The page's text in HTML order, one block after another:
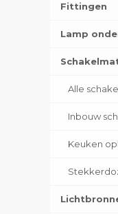
Fittingen
Lamp
Alle
Inbouw
Keuken